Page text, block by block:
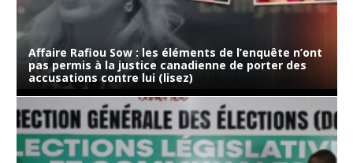
Affaire Rafiou Sow : les éléments de l’enquête n’ont
pas permis à la justice canadienne de porter des
accusations contre lui (lisez)